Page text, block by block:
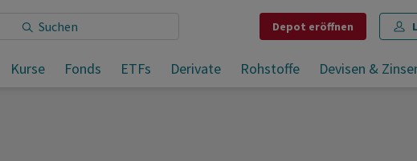
Depot eröffnen
Kurse Fonds ETFs Derivate Rohstoffe Devisen &
Aktien Frankfurt: Ohne frische Impulse werden Anleger vorsichtiger
Teilen Merken Drucken Kommentare